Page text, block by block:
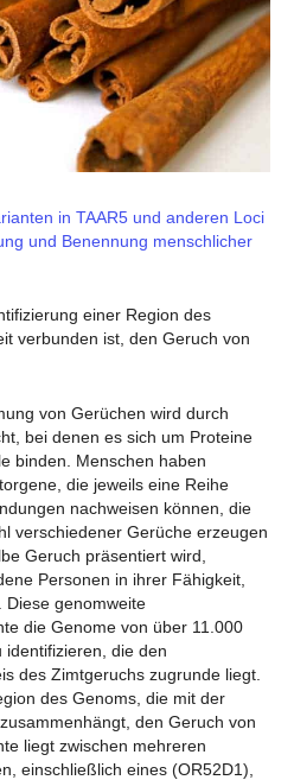
in TAAR5 und anderen Loci
und Benennung menschlicher
einer Region des
verbunden ist, den Geruch von
von Gerüchen wird durch
bei denen es sich um Proteine
binden. Menschen haben
die jeweils eine Reihe
nachweisen können, die
verschiedener Gerüche erzeugen
Geruch präsentiert wird,
Personen in ihrer Fähigkeit,
Diese genomweite
die Genome von über 11.000
identifizieren, die den
des Zimtgeruchs zugrunde liegt.
des Genoms, die mit der
den Geruch von
liegt zwischen mehreren
einschließlich eines (OR52D1),